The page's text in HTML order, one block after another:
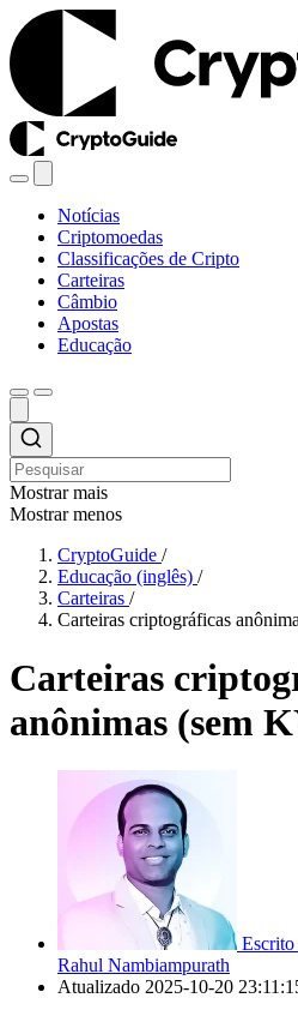
Notícias
Criptomoedas
Classificações de Cripto
Carteiras
Câmbio
Apostas
Educação
Mostrar mais
Mostrar menos
CryptoGuide /
Educação (inglês) /
Carteiras /
Carteiras criptográficas
Carteiras
anônimas (sem
Rahul Nambiampurath
Atualizado 2025-10-20